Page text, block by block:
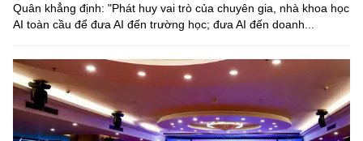
Quân khẳng định: "Phát huy vai trò của chuyên gia, nhà khoa học
AI toàn cầu để đưa AI đến trường học; đưa AI đến doanh...